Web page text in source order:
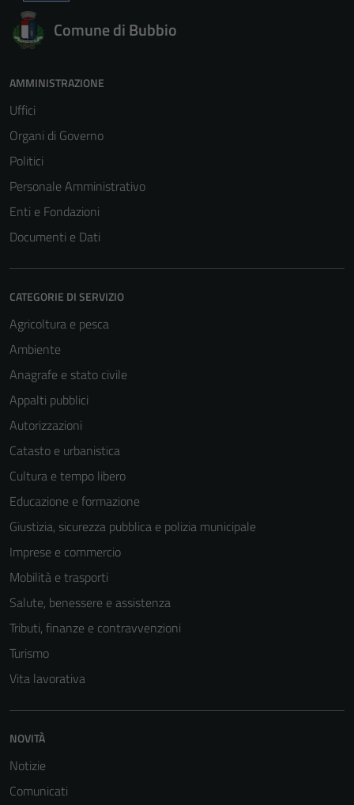
Comune di Bubbio
AMMINISTRAZIONE
Uffici
Organi di Governo
Politici
Personale Amministrativo
Enti e Fondazioni
Documenti e Dati
CATEGORIE DI SERVIZIO
Agricoltura e pesca
Ambiente
Anagrafe e stato civile
Appalti pubblici
Autorizzazioni
Catasto e urbanistica
Cultura e tempo libero
Educazione e formazione
Giustizia, sicurezza pubblica e polizia municipale
Imprese e commercio
Mobilità e trasporti
Salute, benessere e assistenza
Tributi, finanze e contravvenzioni
Turismo
Vita lavorativa
NOVITÀ
Notizie
Comunicati
per il
personali.